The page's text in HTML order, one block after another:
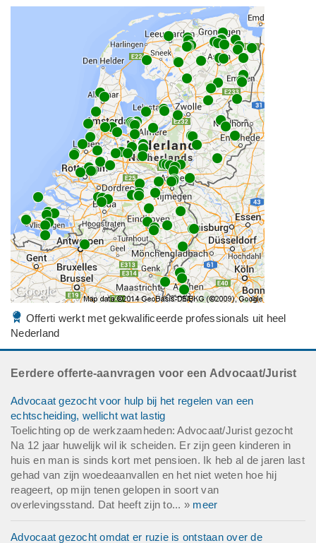
Offerti werkt met gekwalificeerde professionals uit heel
Nederland
Eerdere offerte-aanvragen voor een Advocaat/Jurist
Advocaat gezocht voor hulp bij het regelen van een
echtscheiding, wellicht wat lastig
Toelichting op de werkzaamheden: Advocaat/Jurist gezocht
Na 12 jaar huwelijk wil ik scheiden. Er zijn geen kinderen in
huis en man is sinds kort met pensioen. Ik heb al de jaren last
gehad van zijn woedeaanvallen en het niet weten hoe hij
reageert, op mijn tenen gelopen in soort van
overlevingsstand. Dat heeft zijn to... » meer
Advocaat gezocht omdat er ruzie is ontstaan over de